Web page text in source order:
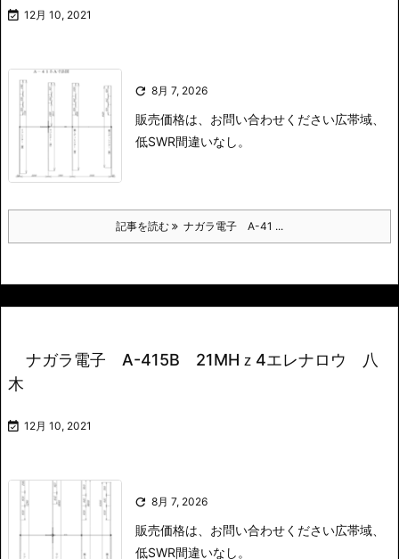
 12月 10, 2021
 8月 7, 2026
販売価格は、お問い合わせください広帯域、
低SWR間違いなし。
記事を読む ナガラ電子 A-41 ...
ナガラ電子 A-415B 21MHｚ4エレナロウ 八
木
 12月 10, 2021
 8月 7, 2026
販売価格は、お問い合わせください広帯域、
低SWR間違いなし。